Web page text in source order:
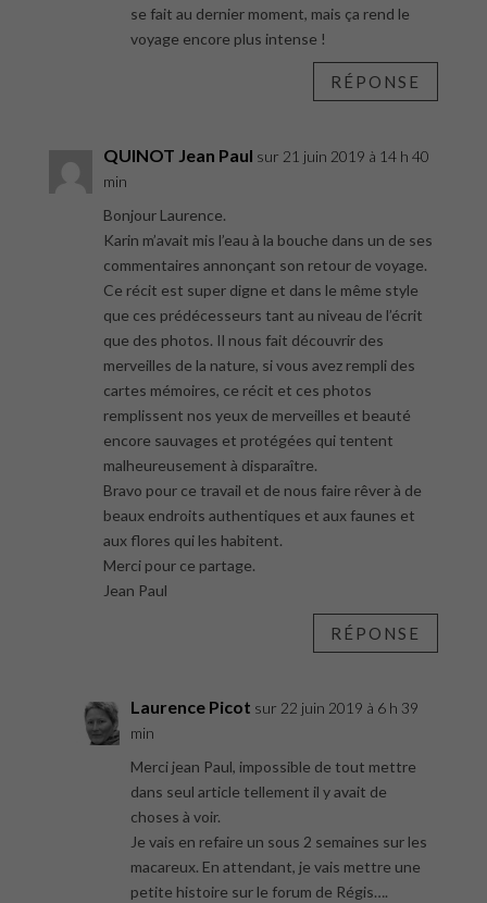
se fait au dernier moment, mais ça rend le
voyage encore plus intense !
RÉPONSE
QUINOT Jean Paul sur 21 juin 2019 à 14 h 40
min
Bonjour Laurence.
Karin m’avait mis l’eau à la bouche dans un de ses
commentaires annonçant son retour de voyage.
Ce récit est super digne et dans le même style
que ces prédécesseurs tant au niveau de l’écrit
que des photos. Il nous fait découvrir des
merveilles de la nature, si vous avez rempli des
cartes mémoires, ce récit et ces photos
remplissent nos yeux de merveilles et beauté
encore sauvages et protégées qui tentent
malheureusement à disparaître.
Bravo pour ce travail et de nous faire rêver à de
beaux endroits authentiques et aux faunes et
aux flores qui les habitent.
Merci pour ce partage.
Jean Paul
RÉPONSE
Laurence Picot sur 22 juin 2019 à 6 h 39
min
Merci jean Paul, impossible de tout mettre
dans seul article tellement il y avait de
choses à voir.
Je vais en refaire un sous 2 semaines sur les
macareux. En attendant, je vais mettre une
petite histoire sur le forum de Régis….